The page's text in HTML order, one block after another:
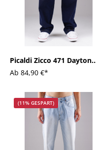
Picaldi Zicco 471 Daytona
Herren Jeans – Loose
Tapered Fit Dark Navy
Ab 84,90 €*
(11% GESPART)